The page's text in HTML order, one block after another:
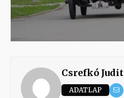
Csrefkó Judit
ADATLAP